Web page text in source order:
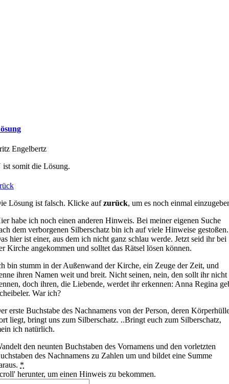
Engelbertz
ist somit die Lösung.
Lösung ist falsch. Klicke aufzurück, um es noch einmal
habe ich noch einen anderen Hinweis.Bei meiner eigenen Suche
dem verborgenen Silberschatz bin ich auf viele Hinweise gestoßen.
hier ist einer, aus dem ich nicht ganz schlau werde. Jetzt seid ihr bei
Kirche angekommen und solltet das Rätsel lösen können.
bin stumm in der Außenwand der Kirche, ein Zeuge der Zeit, und
ihren Namen weit und breit. Nicht seinen, nein, den sollt ihr nicht
doch ihren, die Liebende, werdet ihr erkennen: Anna Regina
War ich?
erste Buchstabe des Nachnamens von der Person, deren
liegt, bringt uns zum Silberschatz. ..Bringt euch zum Silberschatz,
ich natürlich.
den neunten Buchstaben des Vornamens und den vorletzten
des Nachnamens zu Zahlen um und bildet eine Summe
*
herunter, um einen Hinweis zu bekommen.